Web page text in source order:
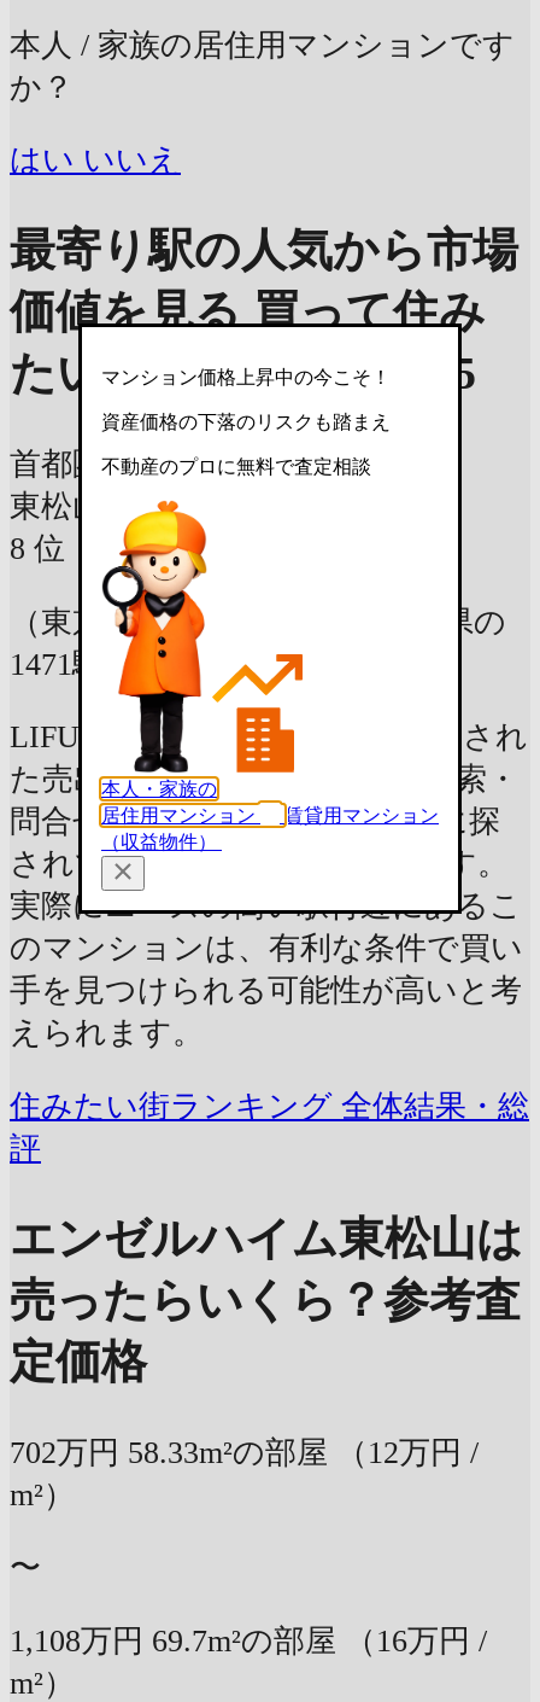
本人 / 家族の居住用マンションです
か？
はい いいえ
最寄り駅の人気から市場
価値を見る買って住み
たい街ランキング2025
首都圏版ランキング
東松山駅 東武東上線
8 位
（東京都 神奈川県 千葉県 埼玉県の
1471駅中）
LIFULL HOME'Sに2024年に掲載され
た売出し物件のうち、実際の検索・
問合せ数から算出した、"実際に探
されている駅"のランキングです。
実際にニーズの高い駅付近にあるこ
のマンションは、有利な条件で買い
手を見つけられる可能性が高いと考
えられます。
住みたい街ランキング 全体結果・総
評
エンゼルハイム東松山は
売ったらいくら？参考査
定価格
702万円 58.33m²の部屋
（12万円 /
m²）
〜
1,108万円 69.7m²の部屋
（16万円 /
m²）
マンション価格上昇中の今こそ！
資産価格の下落のリスクも踏まえ
不動産のプロに無料で査定相談
本人・家族の
居住用マンション
賃貸用マンション
（収益物件）